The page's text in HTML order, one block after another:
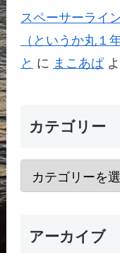
スペーサーライ
（というか丸１
と に まこあぱ
カテゴリー
アーカイブ